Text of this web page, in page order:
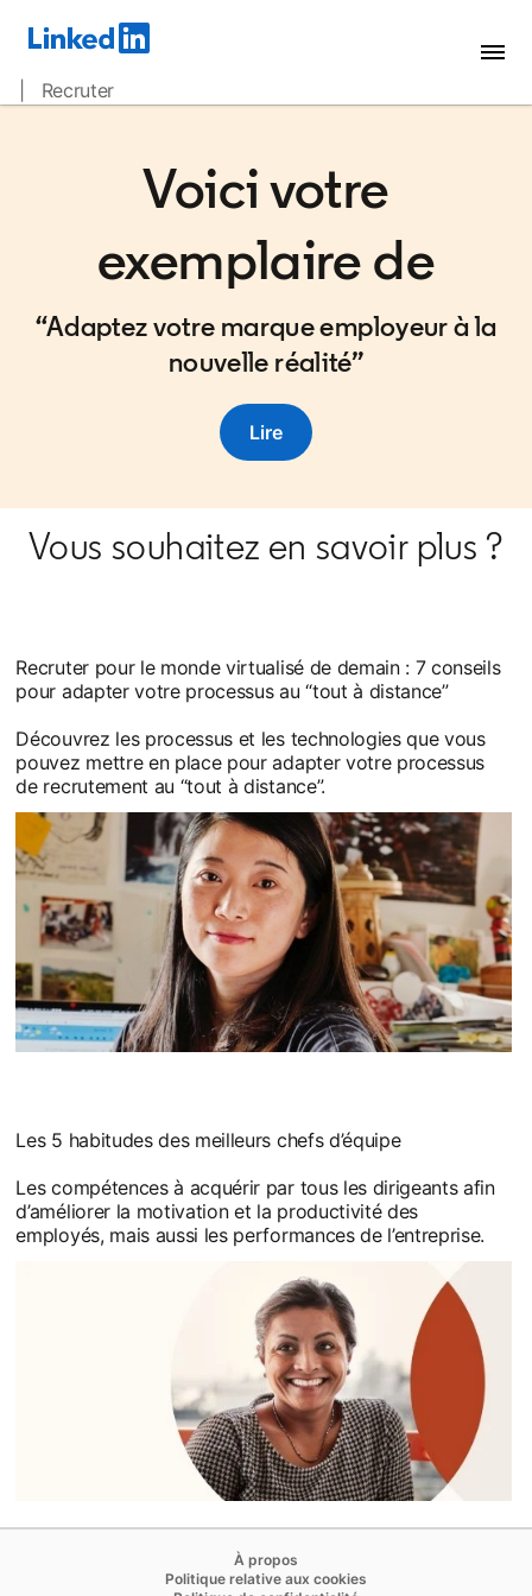
| Recruter
Voici votre
exemplaire de
“Adaptez votre marque employeur à la
nouvelle réalité”
Lire
Vous souhaitez en savoir plus ?
Recruter pour le monde virtualisé de demain : 7 conseils
pour adapter votre processus au “tout à distance”
Découvrez les processus et les technologies que vous
pouvez mettre en place pour adapter votre processus
de recrutement au “tout à distance”.
Les 5 habitudes des meilleurs chefs d’équipe
Les compétences à acquérir par tous les dirigeants afin
d’améliorer la motivation et la productivité des
employés, mais aussi les performances de l’entreprise.
À propos
Politique relative aux cookies